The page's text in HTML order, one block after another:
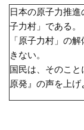
日本の原子力推
子力村」である。
「原子力村」の
きない。
国民は、そのこ
原発』の声を上げ